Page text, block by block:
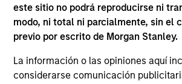
este sitio no podrá reproducirse ni
modo, ni total ni parcialmente, sin el
previo por escrito de Morgan Stanley.
La información o las opiniones aquí
considerarse comunicación
International Advantage
Invests internationally in high
established companies that
believes are undervalued at